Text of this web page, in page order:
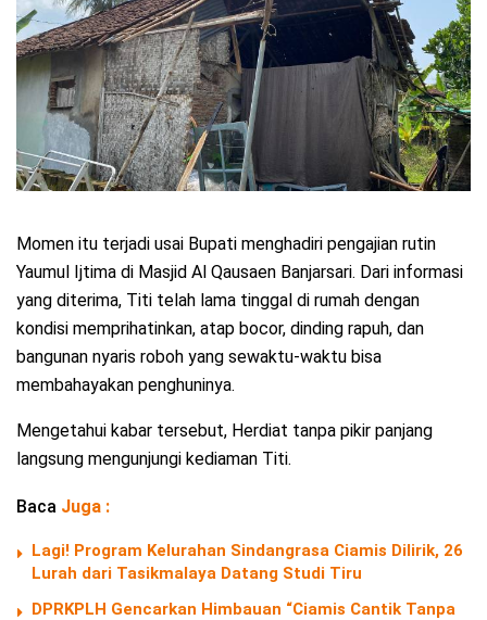
Momen itu terjadi usai Bupati menghadiri pengajian rutin
Yaumul Ijtima di Masjid Al Qausaen Banjarsari. Dari informasi
yang diterima, Titi telah lama tinggal di rumah dengan
kondisi memprihatinkan, atap bocor, dinding rapuh, dan
bangunan nyaris roboh yang sewaktu-waktu bisa
membahayakan penghuninya.
Mengetahui kabar tersebut, Herdiat tanpa pikir panjang
langsung mengunjungi kediaman Titi.
Baca Juga :
Lagi! Program Kelurahan Sindangrasa Ciamis Dilirik, 26
Lurah dari Tasikmalaya Datang Studi Tiru
DPRKPLH Gencarkan Himbauan “Ciamis Cantik Tanpa